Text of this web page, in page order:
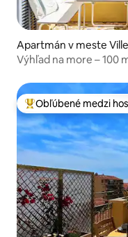
Apartmán v meste
Výhľad na more – 100
Najobľúbenejšie
Obľúbené medzi